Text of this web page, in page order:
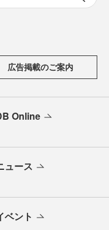
広告掲載のご案内
Online
ュース
ベント